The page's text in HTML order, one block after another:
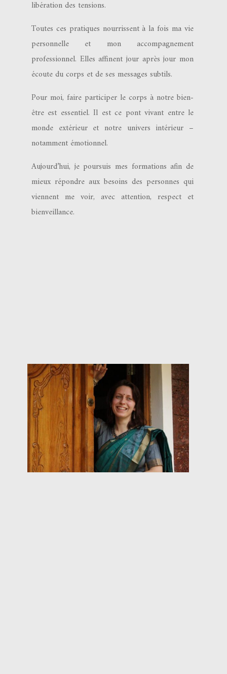
libération des tensions.
Toutes ces pratiques nourrissent à la fois ma vie
personnelle et mon accompagnement
professionnel. Elles affinent jour après jour mon
écoute du corps et de ses messages subtils.
Pour moi, faire participer le corps à notre bien-
être est essentiel. Il est ce pont vivant entre le
monde extérieur et notre univers intérieur –
notamment émotionnel.
Aujourd’hui, je poursuis mes formations afin de
mieux répondre aux besoins des personnes qui
viennent me voir, avec attention, respect et
bienveillance.